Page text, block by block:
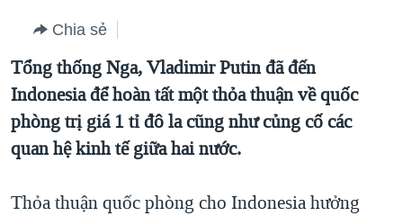
hướng
chính
Đi
tới
"Tìm"
DIỄN ĐÀN
MỤC
TỰ DO BÁO CHÍ
VẠCH TRẦN TIN GIẢ
NGƯỜI VIỆT HẢI NGOẠI
ĐỜI SỐNG
CHUYÊN ĐỀ
CHIẾN TRANH THƯƠNG MẠI CỦA MỸ: QUÁ KHỨ VÀ HIỆN
TẠI
HỌC TIẾNG ANH
VIDEO
NGHE
Chia sẻ
Tổng thống Nga, Vladimir Putin đã đến
Indonesia để hoàn tất một thỏa thuận về quốc
phòng trị giá 1 tỉ đô la cũng như củng cố các
quan hệ kinh tế giữa hai nước.
Thỏa thuận quốc phòng cho Indonesia hưởng